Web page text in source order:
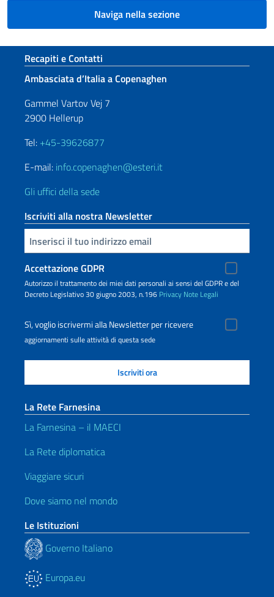
Naviga nella sezione
Sezione footer
Recapiti e Contatti
Ambasciata d’Italia a Copenaghen
Gammel Vartov Vej 7
2900 Hellerup
Tel: +45-39626877
E-mail: info.copenaghen@esteri.it
Gli uffici della sede
Iscriviti alla nostra Newsletter
Inserisci la tua email
Accettazione GDPR
Autorizzo il trattamento dei miei dati personali ai sensi del GDPR e del
Decreto Legislativo 30 giugno 2003, n.196 Privacy Note Legali
Sì, voglio iscrivermi alla Newsletter per ricevere
aggiornamenti sulle attività di questa sede
La Rete Farnesina
La Farnesina – il MAECI
La Rete diplomatica
Viaggiare sicuri
Dove siamo nel mondo
Le Istituzioni
Governo Italiano
Europa.eu